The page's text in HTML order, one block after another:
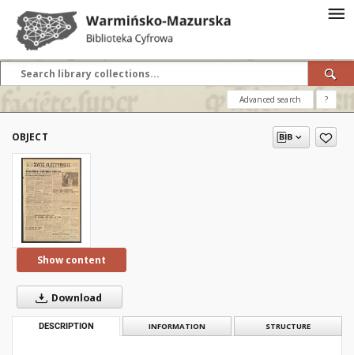
Advanced search ?
OBJECT
Show content
Download
DESCRIPTION INFORMATION STRUCTURE